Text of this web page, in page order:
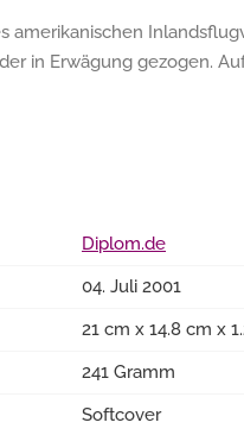
amerikanischen
in Erwägung gezogen.
Diplom.de
04. Juli 2001
21 cm x 14.8 cm x
241 Gramm
Softcover